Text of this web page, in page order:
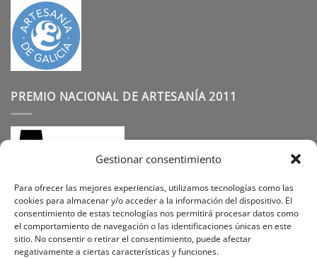
Gestionar consentimiento
Para ofrecer las mejores experiencias, utilizamos tecnologías como las
cookies para almacenar y/o acceder a la información del dispositivo. El
consentimiento de estas tecnologías nos permitirá procesar datos como
el comportamiento de navegación o las identificaciones únicas en este
sitio. No consentir o retirar el consentimiento, puede afectar
negativamente a ciertas características y funciones.
PREMIO NACIONAL DE ARTESANÍA 2011
SÍGUENOS